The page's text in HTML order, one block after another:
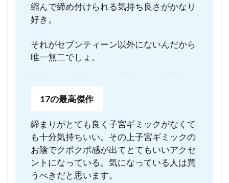
縮んで締め付けられる気持ち良さがかなり
好き。
それがセブンティーン以外にないんだから
唯一無二でしょ。
17の最高傑作
締まりがとても良く子宮ギミックがなくて
も十分気持ちいい。その上子宮ギミックの
お陰でクポクポ感が出てとてもいいアクセ
ントになっている。気になっている人は買
うべきだと思います。